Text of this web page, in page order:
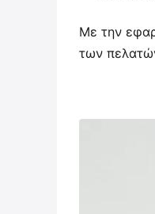
Με την
των